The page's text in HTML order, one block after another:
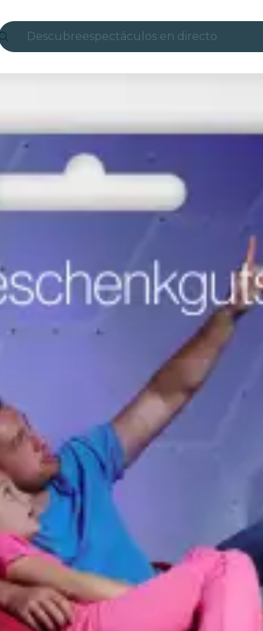
Descubreespectáculos en directo
Londres
experiencias y ciudades
recorridos por la ciudad